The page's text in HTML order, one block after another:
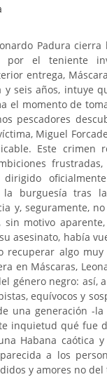
Padura
por el teniente
entrega,
seis años, intuye
el momento de
pescadores
Miguel
Este crimen
burguesía tras
y, seguramente,
sin motivo
asesinato, había
algo
en Máscaras,
género negro: así,
equívocos y
una generación -
inquietud qué fue
Habana caótica
a los
y amores no del